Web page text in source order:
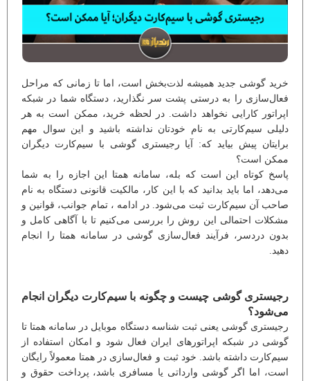
خرید گوشی جدید همیشه لذت‌بخش است، اما تا زمانی که مراحل
فعال‌سازی را به درستی پشت سر نگذارید، دستگاه شما در شبکه
اپراتور کارایی نخواهد داشت. در لحظه خرید، ممکن است به هر
دلیلی سیم‌کارتی به نام خودتان نداشته باشید و این سوال مهم
برایتان پیش بیاید که: آیا رجیستری گوشی با سیم‌کارت دیگران
ممکن است؟
پاسخ کوتاه این است که بله، سامانه همتا این اجازه را به شما
می‌دهد، اما باید بدانید که با این کار، مالکیت قانونی دستگاه به نام
صاحب آن سیم‌کارت ثبت می‌شود. در ادامه ، تمام جوانب، قوانین و
مشکلات احتمالی این روش را بررسی می‌کنیم تا با آگاهی کامل و
بدون دردسر، فرآیند فعال‌سازی گوشی در سامانه همتا را انجام
دهید.
رجیستری گوشی چیست و چگونه با سیم‌کارت دیگران انجام
می‌شود؟
رجیستری گوشی یعنی ثبت شناسه دستگاه موبایل در سامانه همتا تا
گوشی در شبکه اپراتورهای ایران فعال شود و امکان استفاده از
سیم‌کارت داشته باشد. خود ثبت و فعال‌سازی در همتا معمولاً رایگان
است، اما اگر گوشی وارداتی یا مسافری باشد، پرداخت حقوق و